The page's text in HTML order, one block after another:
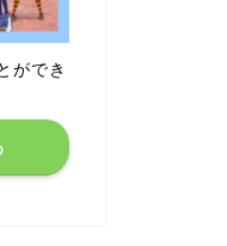
ができ